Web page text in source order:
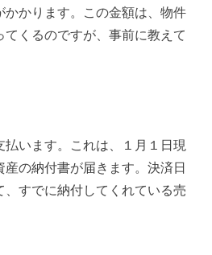
かります。 この金額は、物件
くるのですが、事前に教えて
います。これは、１月１日現
の納付書が届きます。決済日
、すでに納付してくれている売